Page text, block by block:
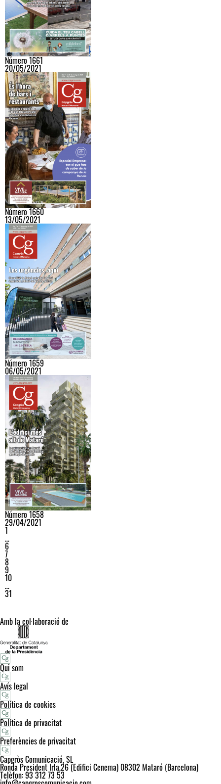
Número 1661
20/05/2021
Número 1660
13/05/2021
Número 1659
06/05/2021
Número 1658
29/04/2021
1
…
6
7
8
9
10
…
31
Amb la col·laboració de
Qui som
Avís legal
Política de cookies
Política de privacitat
Preferències de privacitat
Capgròs Comunicació, SL
Ronda President Irla,26 (Edifici Cenema) 08302 Mataró (Barcelona)
Telèfon: 93 312 73 53